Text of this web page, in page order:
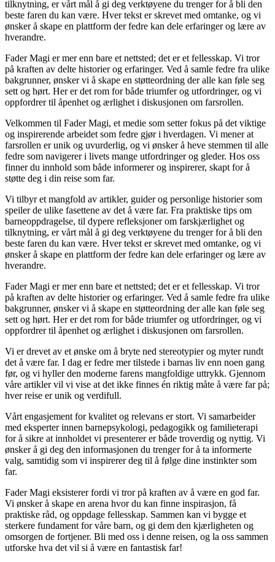
tilknytning, er vårt mål å gi deg verktøyene du trenger for å bli den
beste faren du kan være. Hver tekst er skrevet med omtanke, og vi
ønsker å skape en plattform der fedre kan dele erfaringer og lære av
hverandre.
Fader Magi er mer enn bare et nettsted; det er et fellesskap. Vi tror
på kraften av delte historier og erfaringer. Ved å samle fedre fra ulike
bakgrunner, ønsker vi å skape en støtteordning der alle kan føle seg
sett og hørt. Her er det rom for både triumfer og utfordringer, og vi
oppfordrer til åpenhet og ærlighet i diskusjonen om farsrollen.
Velkommen til Fader Magi, et medie som setter fokus på det viktige
og inspirerende arbeidet som fedre gjør i hverdagen. Vi mener at
farsrollen er unik og uvurderlig, og vi ønsker å heve stemmen til alle
fedre som navigerer i livets mange utfordringer og gleder. Hos oss
finner du innhold som både informerer og inspirerer, skapt for å
støtte deg i din reise som far.
Vi tilbyr et mangfold av artikler, guider og personlige historier som
speiler de ulike fasettene av det å være far. Fra praktiske tips om
barneoppdragelse, til dypere refleksjoner om farskjærlighet og
tilknytning, er vårt mål å gi deg verktøyene du trenger for å bli den
beste faren du kan være. Hver tekst er skrevet med omtanke, og vi
ønsker å skape en plattform der fedre kan dele erfaringer og lære av
hverandre.
Fader Magi er mer enn bare et nettsted; det er et fellesskap. Vi tror
på kraften av delte historier og erfaringer. Ved å samle fedre fra ulike
bakgrunner, ønsker vi å skape en støtteordning der alle kan føle seg
sett og hørt. Her er det rom for både triumfer og utfordringer, og vi
oppfordrer til åpenhet og ærlighet i diskusjonen om farsrollen.
Vi er drevet av et ønske om å bryte ned stereotypier og myter rundt
det å være far. I dag er fedre mer tilstede i barnas liv enn noen gang
før, og vi hyller den moderne farens mangfoldige uttrykk. Gjennom
våre artikler vil vi vise at det ikke finnes én riktig måte å være far på;
hver reise er unik og verdifull.
Vårt engasjement for kvalitet og relevans er stort. Vi samarbeider
med eksperter innen barnepsykologi, pedagogikk og familieterapi
for å sikre at innholdet vi presenterer er både troverdig og nyttig. Vi
ønsker å gi deg den informasjonen du trenger for å ta informerte
valg, samtidig som vi inspirerer deg til å følge dine instinkter som
far.
Fader Magi eksisterer fordi vi tror på kraften av å være en god far.
Vi ønsker å skape en arena hvor du kan finne inspirasjon, få
praktiske råd, og oppdage fellesskap. Sammen kan vi bygge et
sterkere fundament for våre barn, og gi dem den kjærligheten og
omsorgen de fortjener. Bli med oss i denne reisen, og la oss sammen
utforske hva det vil si å være en fantastisk far!